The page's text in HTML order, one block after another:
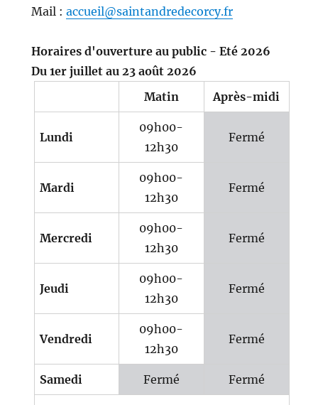
Mail : accueil@saintandredecorcy.fr
Horaires d'ouverture au public - Eté 2026
Du 1er juillet au 23 août 2026
Matin
Après-midi
Lundi
09h00-
12h30
Fermé
Mardi
09h00-
12h30
Fermé
Mercredi
09h00-
12h30
Fermé
Jeudi
09h00-
12h30
Fermé
Vendredi
09h00-
12h30
Fermé
Samedi Fermé Fermé